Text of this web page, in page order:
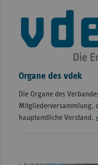
Organe des vdek
Die Organe des
Mitgliederversammlung,
hauptamtliche Vorstand.